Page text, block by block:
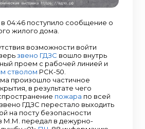
в 04:46 поступило сообщение о
жилого дома.
возможности войти
звено ГДЗС вошло внутрь
проем с рабочей линией и
стволом РСК-50.
произошло частичное
в результате чего
пожара по всей
ГДЗС перестало выходить
на посту безопасности
М.М. передал в дежурно-